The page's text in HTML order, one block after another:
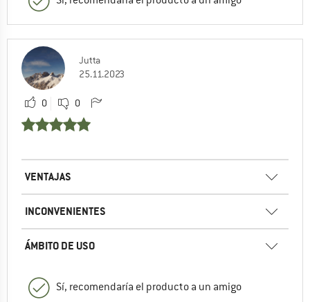
Jutta
25.11.2023
0 0
VENTAJAS
INCONVENIENTES
ÁMBITO DE USO
Sí, recomendaría el producto a un amigo